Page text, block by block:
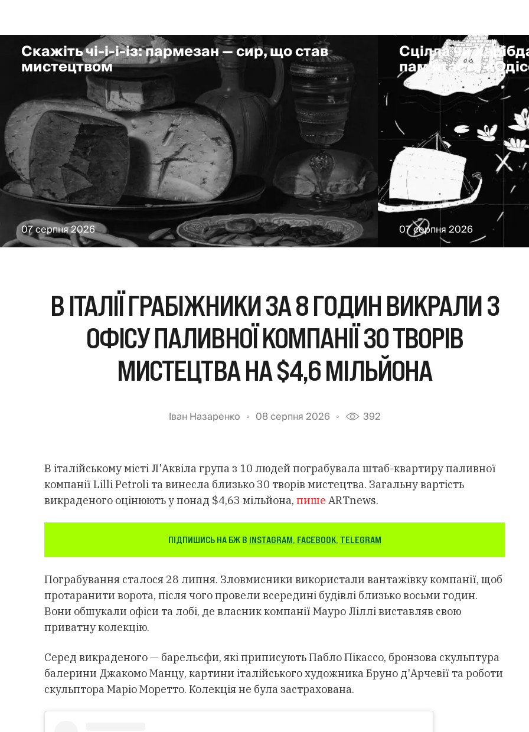
Скажіть чі-і-і-із: пармезан — сир, що став
мистецтвом
07 серпня 2026
Сцілла чи
пам'ятаєте
07 серпня 2026
В ІТАЛІЇ ГРАБІЖНИКИ ЗА 8 ГОДИН ВИКРАЛИ З
ОФІСУ ПАЛИВНОЇ КОМПАНІЇ 30 ТВОРІВ
МИСТЕЦТВА НА $4,6 МІЛЬЙОНА
Іван Назаренко 08 серпня 2026 392
В італійському місті Л'Аквіла група з 10 людей пограбувала штаб-квартиру паливної
компанії Lilli Petroli та винесла близько 30 творів мистецтва. Загальну вартість
викраденого оцінюють у понад $4,63 мільйона, пише ARTnews.
ПІДПИШИСЬ НА БЖ В INSTAGRAM, FACEBOOK, TELEGRAM
Пограбування сталося 28 липня. Зловмисники використали вантажівку компанії, щоб
протаранити ворота, після чого провели всередині будівлі близько восьми годин.
Вони обшукали офіси та лобі, де власник компанії Мауро Ліллі виставляв свою
приватну колекцію.
Серед викраденого — барельєфи, які приписують Пабло Пікассо, бронзова скульптура
балерини Джакомо Манцу, картини італійського художника Бруно д'Арчевії та роботи
скульптора Маріо Моретто. Колекція не була застрахована.